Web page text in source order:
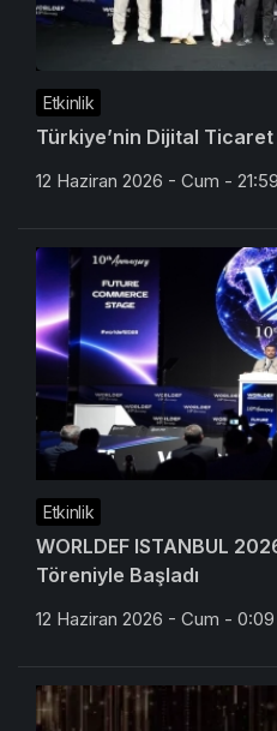
Etkinlik
Türkiye’nin Dijital Ticaret
12 Haziran 2026 - Cum - 21:59
Etkinlik
WORLDEF ISTANBUL
Töreniyle Başladı
12 Haziran 2026 - Cum - 0:09